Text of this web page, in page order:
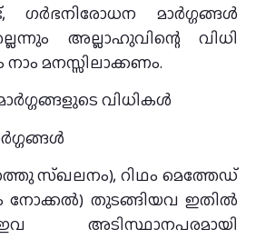
മാർഗ്ഗങ്ങൾ
അല്ലാഹുവിന്റെ വിധി
മനസ്സിലാക്കണം.
വിധികൾ
സ്ഖലനം), റിഥം മെത്തേഡ്
നോക്കൽ) തുടങ്ങിയവ ഇതിൽ
അടിസ്ഥാനപരമായി